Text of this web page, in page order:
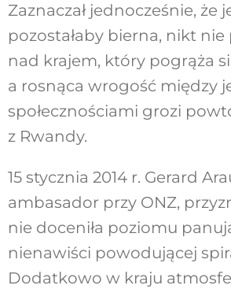
Zaznaczał jednocześnie, że
pozostałaby bierna, nikt nie
nad krajem, który pogrąża
a rosnąca wrogość między
społecznościami grozi
z Rwandy.
15 stycznia 2014 r. Gerard
ambasador przy ONZ,
nie doceniła poziomu
nienawiści powodującej
Dodatkowo w kraju